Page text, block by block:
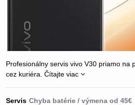
Profesionálny servis vivo V30 priamo na
cez kuriéra. Čítajte viac
Servis